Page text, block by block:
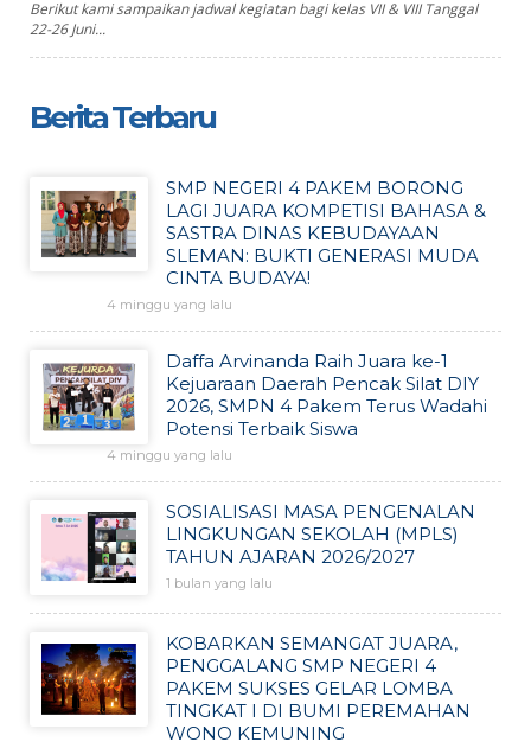
Berikut kami sampaikan jadwal kegiatan bagi kelas VII & VIII Tanggal
22-26 Juni...
Berita Terbaru
SMP NEGERI 4 PAKEM BORONG
LAGI JUARA KOMPETISI BAHASA &
SASTRA DINAS KEBUDAYAAN
SLEMAN: BUKTI GENERASI MUDA
CINTA BUDAYA!
4 minggu yang lalu
Daffa Arvinanda Raih Juara ke-1
Kejuaraan Daerah Pencak Silat DIY
2026, SMPN 4 Pakem Terus Wadahi
Potensi Terbaik Siswa
4 minggu yang lalu
SOSIALISASI MASA PENGENALAN
LINGKUNGAN SEKOLAH (MPLS)
TAHUN AJARAN 2026/2027
1 bulan yang lalu
KOBARKAN SEMANGAT JUARA,
PENGGALANG SMP NEGERI 4
PAKEM SUKSES GELAR LOMBA
TINGKAT I DI BUMI PEREMAHAN
WONO KEMUNING